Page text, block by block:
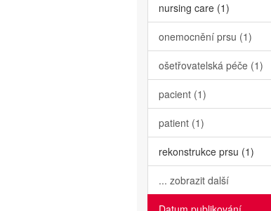
nursing care (1)
onemocnění prsu (1)
ošetřovatelská péče (1)
pacient (1)
patient (1)
rekonstrukce prsu (1)
... zobrazit další